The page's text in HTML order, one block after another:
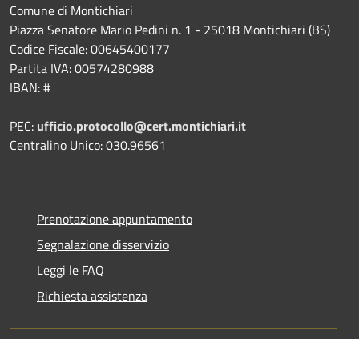
Comune di Montichiari
Piazza Senatore Mario Pedini n. 1 - 25018 Montichiari (BS)
Codice Fiscale: 00645400177
Partita IVA: 00574280988
IBAN: #
PEC: ufficio.protocollo@cert.montichiari.it
Centralino Unico: 030.96561
Prenotazione appuntamento
Segnalazione disservizio
Leggi le FAQ
Richiesta assistenza